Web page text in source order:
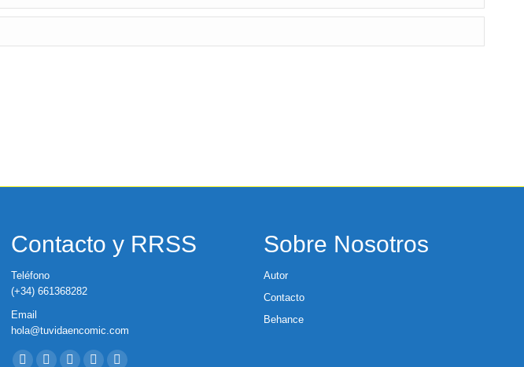
Contacto y RRSS
Teléfono
(+34) 661368282
Email
hola@tuvidaencomic.com
Encuéntranos en:
Sobre Nosotros
Autor
Contacto
Behance